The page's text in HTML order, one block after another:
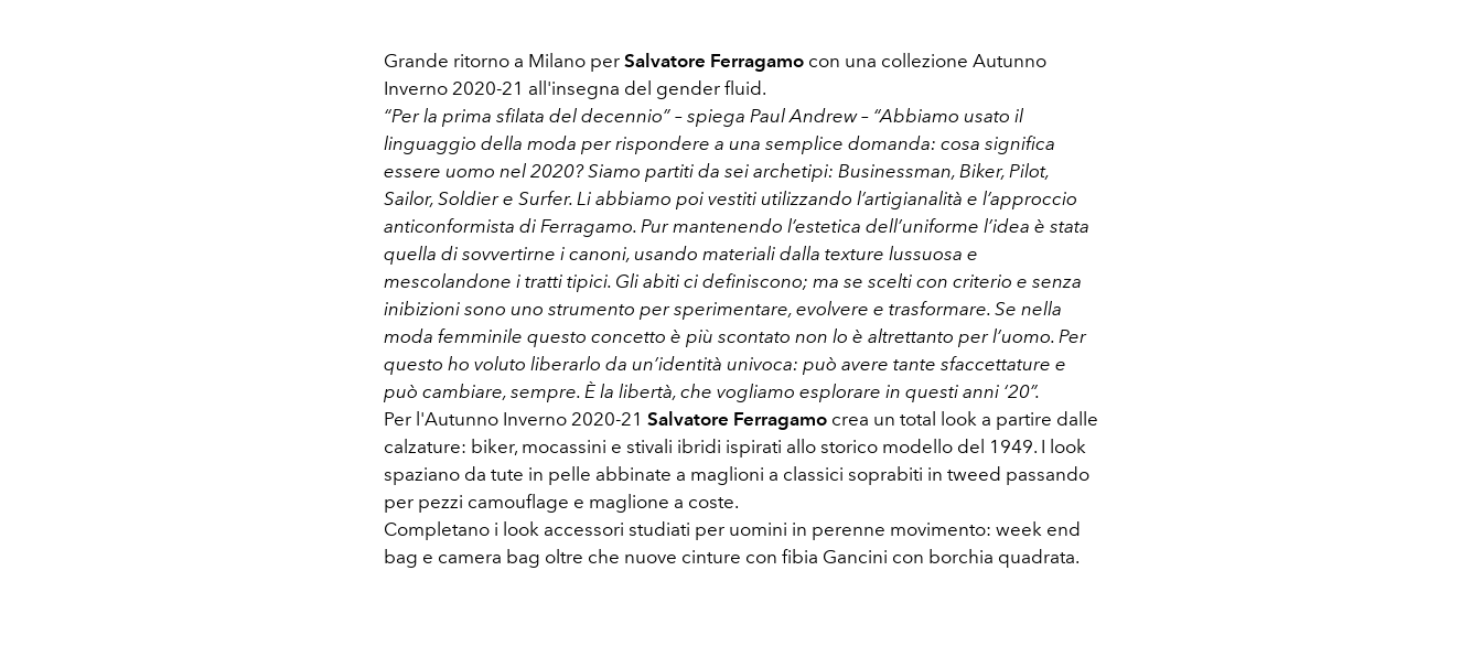
Grande ritorno a Milano per Salvatore Ferragamo con una collezione Autunno
Inverno 2020-21 all'insegna del gender fluid.
“Per la prima sfilata del decennio” – spiega Paul Andrew – “Abbiamo usato il
linguaggio della moda per rispondere a una semplice domanda: cosa significa
essere uomo nel 2020? Siamo partiti da sei archetipi: Businessman, Biker, Pilot,
Sailor, Soldier e Surfer. Li abbiamo poi vestiti utilizzando l’artigianalità e l’approccio
anticonformista di Ferragamo. Pur mantenendo l’estetica dell’uniforme l’idea è stata
quella di sovvertirne i canoni, usando materiali dalla texture lussuosa e
mescolandone i tratti tipici. Gli abiti ci definiscono; ma se scelti con criterio e senza
inibizioni sono uno strumento per sperimentare, evolvere e trasformare. Se nella
moda femminile questo concetto è più scontato non lo è altrettanto per l’uomo. Per
questo ho voluto liberarlo da un’identità univoca: può avere tante sfaccettature e
può cambiare, sempre. È la libertà, che vogliamo esplorare in questi anni ‘20”.
Per l'Autunno Inverno 2020-21 Salvatore Ferragamo crea un total look a partire dalle
calzature: biker, mocassini e stivali ibridi ispirati allo storico modello del 1949. I look
spaziano da tute in pelle abbinate a maglioni a classici soprabiti in tweed passando
per pezzi camouflage e maglione a coste.
Completano i look accessori studiati per uomini in perenne movimento: week end
bag e camera bag oltre che nuove cinture con fibia Gancini con borchia quadrata.